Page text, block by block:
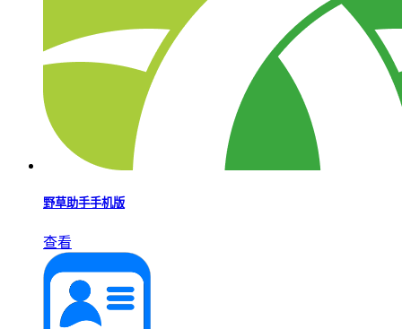
野草助手手机版
查看